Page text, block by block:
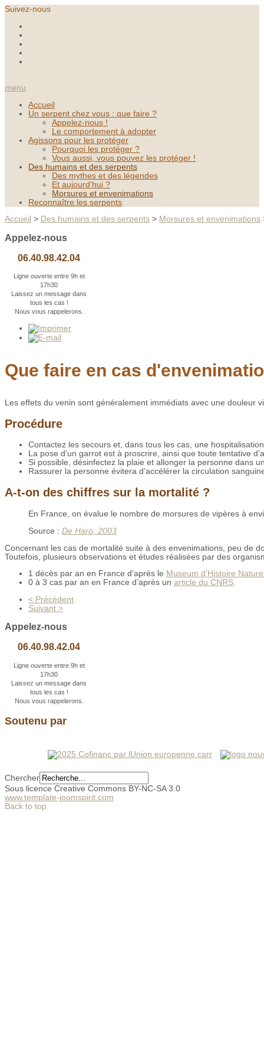
Suivez-nous
menu
Accueil
Un serpent chez vous : que faire ?
Appelez-nous !
Le comportement à adopter
Agissons pour les protéger
Pourquoi les protéger ?
Vous aussi, vous pouvez les protéger !
Des humains et des serpents
Des mythes et des légendes
Et aujourd'hui ?
Morsures et envenimations
Reconnaître les serpents
Accueil > Des humains et des serpents > Morsures et envenimations
Appelez-nous
06.40.98.42.04
Ligne ouverte entre 9h et
17h30
Laissez un message dans
tous les cas !
Nous vous rappelerons.
Que faire en cas
Les effets du venin sont généralement immédiats avec une douleur
Procédure
Contactez les secours et, dans tous les cas, une
La pose d’un garrot est à proscrire, ainsi que toute tentative
Si possible, désinfectez la plaie et allonger la personne dans
Rassurer la personne évitera d’accélérer la circulation
A-t-on des chiffres sur la mortalité ?
En France, on évalue le nombre de morsures de vipères à
Source : De Haro, 2003
Concernant les cas de mortalité suite à des envenimations, peu de
Toutefois, plusieurs observations et études réalisées par des
1 décès par an en France d'après le Museum d’Histoire
0 à 3 cas par an en France d’après un article du CNRS.
< Précédent
Suivant >
Appelez-nous
06.40.98.42.04
Ligne ouverte entre 9h et
17h30
Laissez un message dans
tous les cas !
Nous vous rappelerons.
Soutenu par
Chercher
Sous licence Creative Commons BY-NC-SA 3.0
www.template-joomspirit.com
Back to top